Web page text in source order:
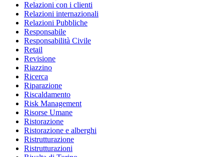
Relazioni con i clienti
Relazioni internazionali
Relazioni Pubbliche
Responsabile
Responsabilità Civile
Retail
Revisione
Riazzino
Ricerca
Riparazione
Riscaldamento
Risk Management
Risorse Umane
Ristorazione
Ristorazione e alberghi
Ristrutturazione
Ristrutturazioni